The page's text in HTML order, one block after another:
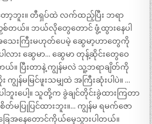
ော့ဘူး။ တီရှပ်ထဲ လက်ထည့်ပြီး ဘရာ
တယ်။ ဘယ်လိုတွေတောင် ဖွံ့ထွားနေပါ
သေးကြီးမဟုတ်ပေမဲ့ ဆွေမာ့ဟာတွေကို
လား ဆွေမာ… ဆွေမာ တုန့်ဆိုင်းတွေဝေ
။ ပြီးတာနဲ့ ကျွန်မလဲ သူ့ဘရာချိတ်ကို
ကျွန်မမြင်ဖူးသမျှထဲ အကြီးဆုံးပါပဲ။ …
းပေါ့။ သူတို့က ခွဲချင်တိုင်းခွဲထားကြတာ
မပြုပြင်ထားဘူး။… ကျွန်မ ရမက်ဇော
ေအနေတောင်ကိုယ်မေ့သွားပါတယ်။